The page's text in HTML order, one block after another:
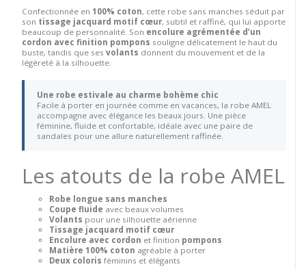
Confectionnée en 100% coton, cette robe sans manches séduit par
son tissage jacquard motif cœur, subtil et raffiné, qui lui apporte
beaucoup de personnalité. Son encolure agrémentée d’un
cordon avec finition pompons souligne délicatement le haut du
buste, tandis que ses volants donnent du mouvement et de la
légèreté à la silhouette.
Une robe estivale au charme bohème chic
Facile à porter en journée comme en vacances, la robe AMEL
accompagne avec élégance les beaux jours. Une pièce
féminine, fluide et confortable, idéale avec une paire de
sandales pour une allure naturellement raffinée.
Les atouts de la robe AMEL
Robe longue sans manches
Coupe fluide avec beaux volumes
Volants pour une silhouette aérienne
Tissage jacquard motif cœur
Encolure avec cordon et finition pompons
Matière 100% coton agréable à porter
Deux coloris féminins et élégants